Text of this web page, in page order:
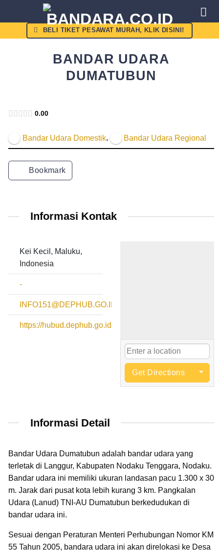
BELI TIKET PESAWAT MURAH, KLIK DISINI!
BANDAR UDARA
DUMATUBUN
0.00
Bandar Udara Domestik, Bandar Udara Regional
Bookmark
Informasi Kontak
Kei Kecil, Maluku,
Indonesia
-
INFO151@DEPHUB.GO.ID
https://hubud.dephub.go.id
Get Directions
Informasi Detail
Bandar Udara Dumatubun adalah bandar udara yang
terletak di Langgur, Kabupaten Nodaku Tenggara, Nodaku.
Bandar udara ini memiliki ukuran landasan pacu 1.300 x 30
m. Jarak dari pusat kota lebih kurang 3 km. Pangkalan
Udara (Lanud) TNI-AU Dumatubun berkedudukan di
bandar udara ini.
Sesuai dengan Peraturan Menteri Perhubungan Nomor KM
55 Tahun 2005, bandara udara ini akan direlokasi ke Desa